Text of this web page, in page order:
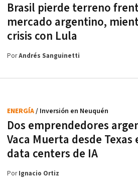
Brasil pierde terreno
mercado argentino,
crisis con Lula
PorAndrés Sanguinetti
Dos emprendedores
Vaca Muerta desde Texas
data centers de IA
ENERGÍA/ Inversión en Neuquén
PorIgnacio Ortiz